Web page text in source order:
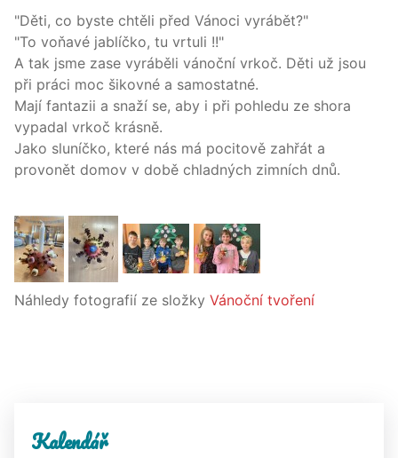
"Děti, co byste chtěli před Vánoci vyrábět?"
"To voňavé jablíčko, tu vrtuli !!"
A tak jsme zase vyráběli vánoční vrkoč. Děti už jsou
při práci moc šikovné a samostatné.
Mají fantazii a snaží se, aby i při pohledu ze shora
vypadal vrkoč krásně.
Jako sluníčko, které nás má pocitově zahřát a
provonět domov v době chladných zimních dnů.
Náhledy fotografií ze složky Vánoční tvoření
Kalendář